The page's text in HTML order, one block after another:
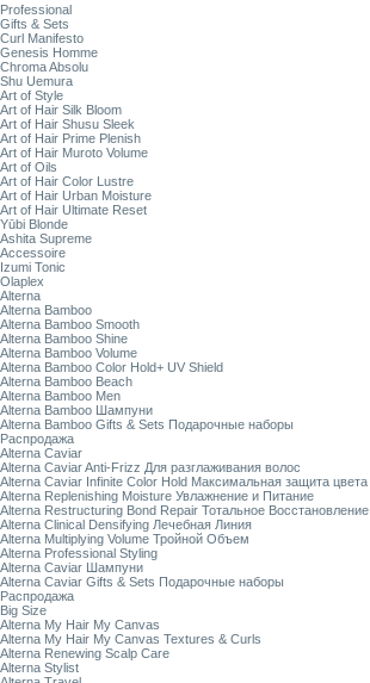
Professional
Gifts & Sets
Curl Manifesto
Genesis Homme
Chroma Absolu
Shu Uemura
Art of Style
Art of Hair Silk Bloom
Art of Hair Shusu Sleek
Art of Hair Prime Plenish
Art of Hair Muroto Volume
Art of Oils
Art of Hair Color Lustre
Art of Hair Urban Moisture
Art of Hair Ultimate Reset
Yūbi Blonde
Ashita Supreme
Accessoire
Izumi Tonic
Olaplex
Alterna
Alterna Bamboo
Alterna Bamboo Smooth
Alterna Bamboo Shine
Alterna Bamboo Volume
Alterna Bamboo Color Hold+ UV Shield
Alterna Bamboo Beach
Alterna Bamboo Men
Alterna Bamboo Шампуни
Alterna Bamboo Gifts & Sets Подарочные наборы
Распродажа
Alterna Caviar
Alterna Caviar Anti-Frizz Для разглаживания волос
Alterna Caviar Infinite Color Hold Максимальная защита цвета
Alterna Replenishing Moisture Увлажнение и Питание
Alterna Restructuring Bond Repair Тотальное Восстановление
Alterna Clinical Densifying Лечебная Линия
Alterna Multiplying Volume Тройной Объем
Alterna Professional Styling
Alterna Caviar Шампуни
Alterna Caviar Gifts & Sets Подарочные наборы
Распродажа
Big Size
Alterna My Hair My Canvas
Alterna My Hair My Canvas Textures & Curls
Alterna Renewing Scalp Care
Alterna Stylist